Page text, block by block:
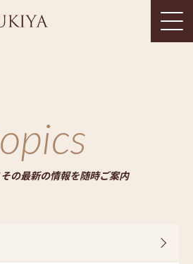
の最新の情報を随時ご案内